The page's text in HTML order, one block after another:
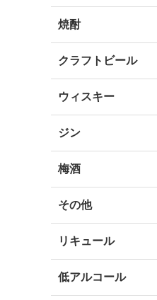
焼酎
クラフトビール
ウィスキー
ジン
梅酒
その他
リキュール
低アルコール